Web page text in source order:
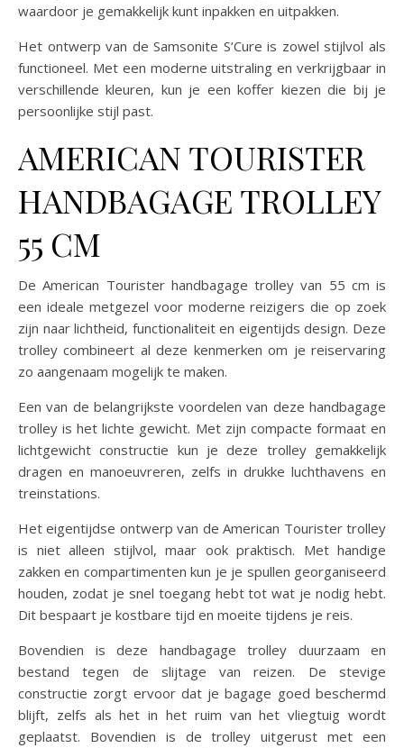
waardoor je gemakkelijk kunt inpakken en uitpakken.
Het ontwerp van de Samsonite S’Cure is zowel stijlvol als
functioneel. Met een moderne uitstraling en verkrijgbaar in
verschillende kleuren, kun je een koffer kiezen die bij je
persoonlijke stijl past.
AMERICAN TOURISTER
HANDBAGAGE TROLLEY
55 CM
De American Tourister handbagage trolley van 55 cm is
een ideale metgezel voor moderne reizigers die op zoek
zijn naar lichtheid, functionaliteit en eigentijds design. Deze
trolley combineert al deze kenmerken om je reiservaring
zo aangenaam mogelijk te maken.
Een van de belangrijkste voordelen van deze handbagage
trolley is het lichte gewicht. Met zijn compacte formaat en
lichtgewicht constructie kun je deze trolley gemakkelijk
dragen en manoeuvreren, zelfs in drukke luchthavens en
treinstations.
Het eigentijdse ontwerp van de American Tourister trolley
is niet alleen stijlvol, maar ook praktisch. Met handige
zakken en compartimenten kun je je spullen georganiseerd
houden, zodat je snel toegang hebt tot wat je nodig hebt.
Dit bespaart je kostbare tijd en moeite tijdens je reis.
Bovendien is deze handbagage trolley duurzaam en
bestand tegen de slijtage van reizen. De stevige
constructie zorgt ervoor dat je bagage goed beschermd
blijft, zelfs als het in het ruim van het vliegtuig wordt
geplaatst. Bovendien is de trolley uitgerust met een